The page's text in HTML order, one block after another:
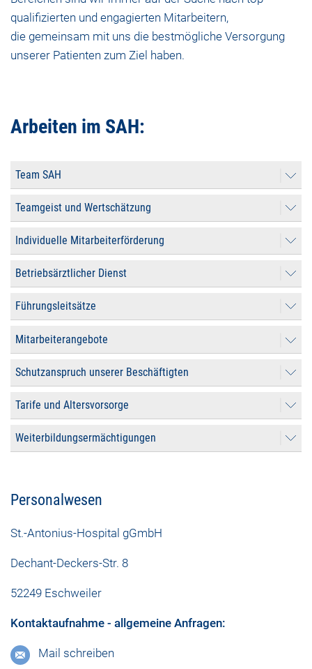
qualifizierten und engagierten Mitarbeitern,
die gemeinsam mit uns die bestmögliche Versorgung
unserer Patienten zum Ziel haben.
Arbeiten im SAH:
Team SAH
Teamgeist und Wertschätzung
Individuelle Mitarbeiterförderung
Betriebsärztlicher Dienst
Führungsleitsätze
Mitarbeiterangebote
Schutzanspruch unserer Beschäftigten
Tarife und Altersvorsorge
Weiterbildungsermächtigungen
Personalwesen
St.-Antonius-Hospital gGmbH
Dechant-Deckers-Str. 8
52249 Eschweiler
Kontaktaufnahme - allgemeine Anfragen:
Mail schreiben